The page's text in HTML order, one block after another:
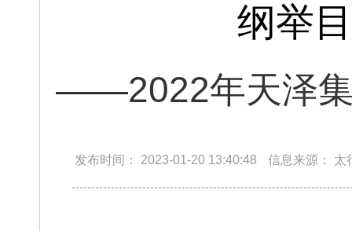
纲举
——2022年天泽集
发布时间： 2023-01-20 13:40:48 信息来源： 太